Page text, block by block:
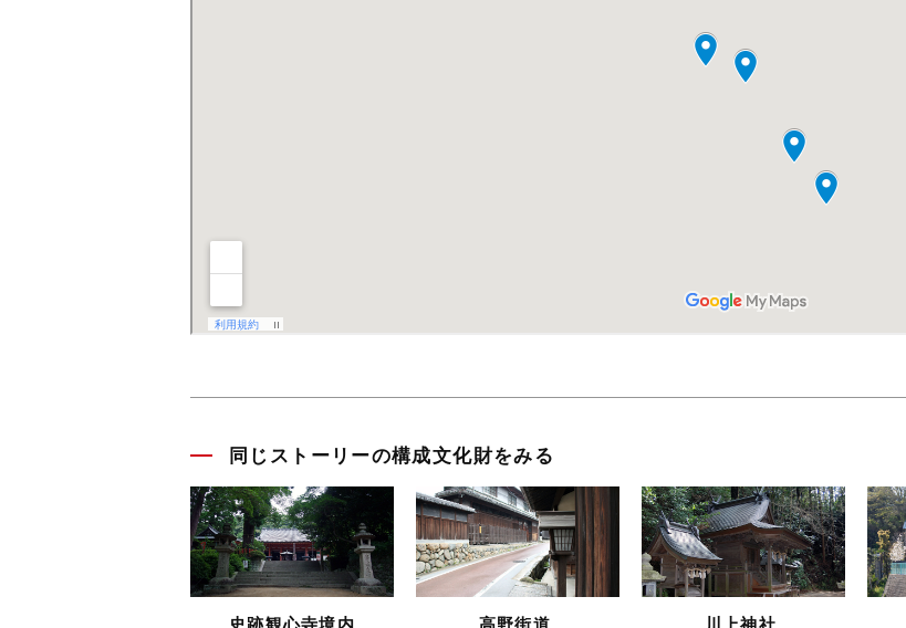
同じストーリーの構成文化財をみる
史跡観心寺境内 高野街道 川上神社